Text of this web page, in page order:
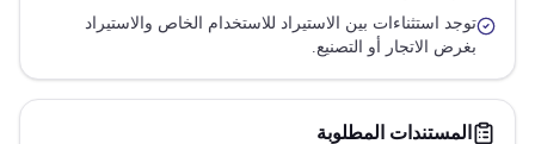
توجد استثناءات بين الاستيراد للاستخدام الخاص والاستيراد
بغرض الاتجار أو التصنيع.
المستندات المطلوبة